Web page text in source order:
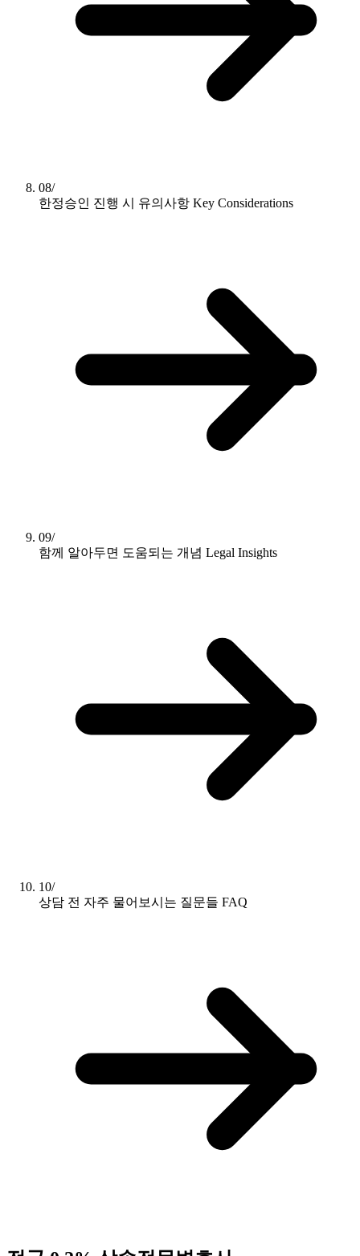
08/
한정승인 진행 시 유의사항 Key Considerations
09/
함께 알아두면 도움되는 개념 Legal Insights
10/
상담 전 자주 물어보시는 질문들 FAQ